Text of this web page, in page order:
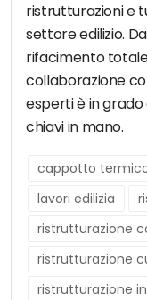
ristrutturazioni e
settore edilizio.
rifacimento
collaborazione
esperti è in
chiavi in mano.
cappotto
lavori edilizia
ristrutturazione
ristrutturazione
ristrutturazione